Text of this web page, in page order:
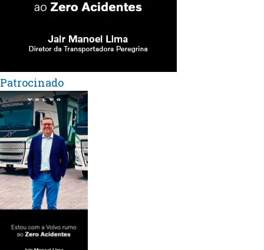
Patrocinado